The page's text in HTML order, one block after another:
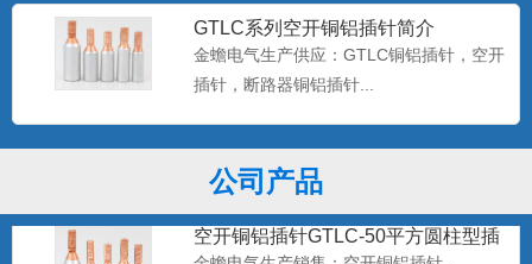
GTLC系列空开铜铝插针简介
金蟾电气生产供应：GTLC铜铝插针，空开
插针，断路器铜铝插针...
公司产品
GTLC-70平方空开铜铝鼻子断路器
C45插针
金蟾牌GTLC-70平方空开铜铝鼻子断路器
C45插针...
空开铜铝插针GTLC-50平方圆柱型插
针端子
金蟾电气生产销售：空开铜铝插针，